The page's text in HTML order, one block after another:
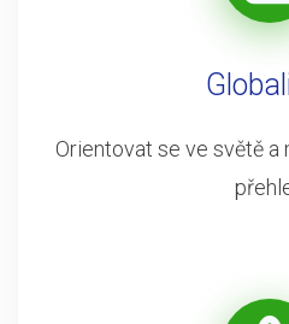
Orientovat se ve světě